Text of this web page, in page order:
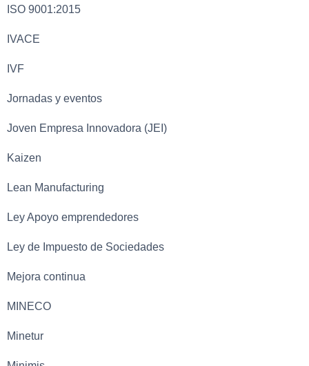
ISO 9001:2015
IVACE
IVF
Jornadas y eventos
Joven Empresa Innovadora (JEI)
Kaizen
Lean Manufacturing
Ley Apoyo emprendedores
Ley de Impuesto de Sociedades
Mejora continua
MINECO
Minetur